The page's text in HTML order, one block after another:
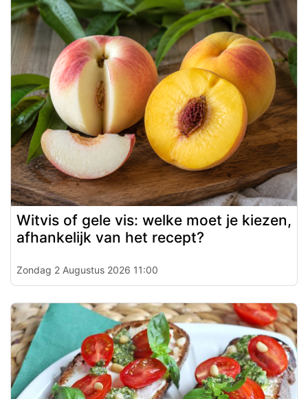
Witvis of gele vis: welke moet je kiezen,
afhankelijk van het recept?
Zondag 2 Augustus 2026 11:00